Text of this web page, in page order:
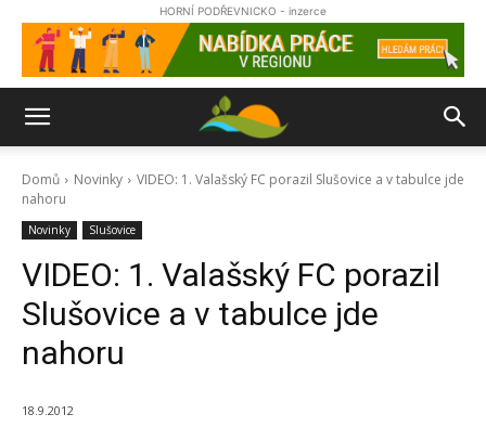
HORNÍ PODŘEVNICKO - inzerce
Domů Novinky
VIDEO: 1. Valašský FC porazil Slušovice a v tabulce jde
nahoru
Novinky Slušovice
VIDEO: 1. Valašský FC porazil
Slušovice a v tabulce jde
nahoru
18.9.2012